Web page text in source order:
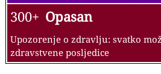
300+ Opasan
Upozorenje o zdravlju: svatko
zdravstvene posljedice